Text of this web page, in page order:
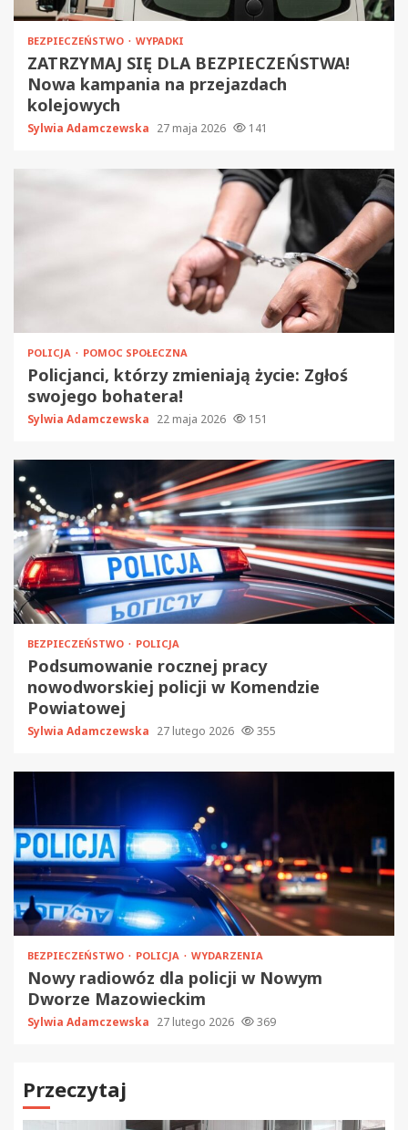
BEZPIECZEŃSTWO WYPADKI
ZATRZYMAJ SIĘ DLA BEZPIECZEŃSTWA!
Nowa kampania na przejazdach
kolejowych
Sylwia Adamczewska 27 maja 2026 141
POLICJA POMOC SPOŁECZNA
Policjanci, którzy zmieniają życie: Zgłoś
swojego bohatera!
Sylwia Adamczewska 22 maja 2026 151
BEZPIECZEŃSTWO POLICJA
Podsumowanie rocznej pracy
nowodworskiej policji w Komendzie
Powiatowej
Sylwia Adamczewska 27 lutego 2026 355
BEZPIECZEŃSTWO POLICJA WYDARZENIA
Nowy radiowóz dla policji w Nowym
Dworze Mazowieckim
Sylwia Adamczewska 27 lutego 2026 369
Przeczytaj